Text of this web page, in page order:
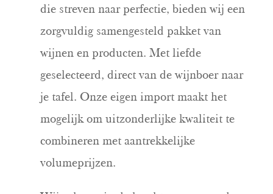
die streven naar perfectie, bieden wij een
zorgvuldig samengesteld pakket van
wijnen en producten. Met liefde
geselecteerd, direct van de wijnboer naar
je tafel. Onze eigen import maakt het
mogelijk om uitzonderlijke kwaliteit te
combineren met aantrekkelijke
volumeprijzen.